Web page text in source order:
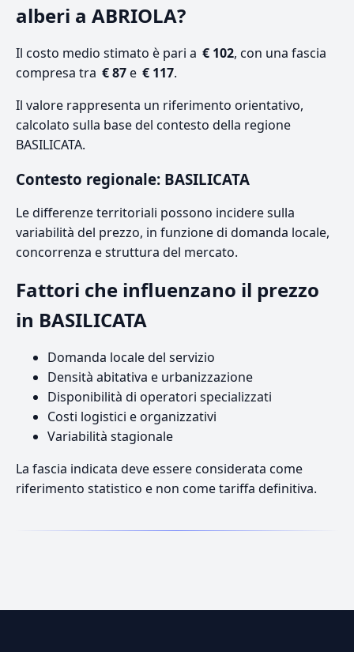
alberi a ABRIOLA?
Il costo medio stimato è pari a € 102, con una fascia
compresa tra € 87e € 117.
Il valore rappresenta un riferimento orientativo,
calcolato sulla base del contesto della regione
BASILICATA.
Contesto regionale: BASILICATA
Le differenze territoriali possono incidere sulla
variabilità del prezzo, in funzione di domanda locale,
concorrenza e struttura del mercato.
Fattori che influenzano il prezzo
in BASILICATA
Domanda locale del servizio
Densità abitativa e urbanizzazione
Disponibilità di operatori specializzati
Costi logistici e organizzativi
Variabilità stagionale
La fascia indicata deve essere considerata come
riferimento statistico e non come tariffa definitiva.